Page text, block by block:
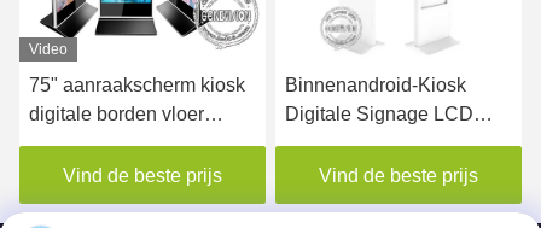
Video
75" aanraakscherm kiosk
digitale borden vloer
staande
reclameapparatuur
Vind de beste prijs
Binnenandroid-Kiosk
Digitale Signage LCD
Monitor die 22 Duim met
Krantenplank adverteren
Vind de beste prijs